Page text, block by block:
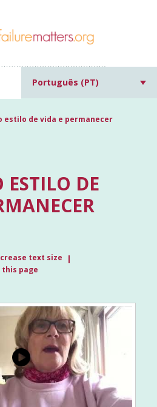
Português (PT)
estilo de vida e permanecer
ESTILO DE
text size
this page